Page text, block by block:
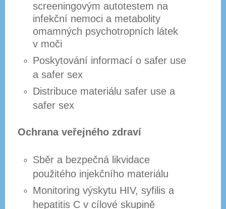
screeningovým autotestem na
infekční nemoci a metabolity
omamných psychotropních látek
v moči
Poskytování informací o safer use
a safer sex
Distribuce materiálu safer use a
safer sex
Ochrana veřejného zdraví
Sběr a bezpečná likvidace
použitého injekčního materiálu
Monitoring výskytu HIV, syfilis a
hepatitis C v cílové skupině